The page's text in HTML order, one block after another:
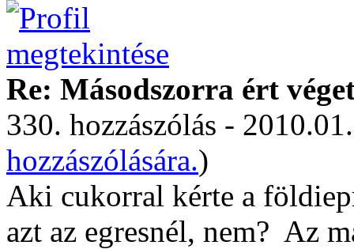
Re: Másodszorra ért
330. hozzászólás -
hozzászólására.)
Aki cukorral kérte a
azt az egresnél, nem? Az